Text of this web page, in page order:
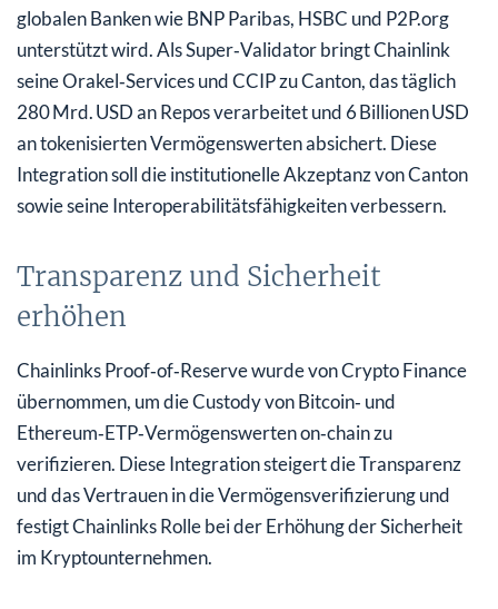
globalen Banken wie BNP Paribas, HSBC und P2P.org
unterstützt wird. Als Super‑Validator bringt Chainlink
seine Orakel‑Services und CCIP zu Canton, das täglich
280 Mrd. USD an Repos verarbeitet und 6 Billionen USD
an tokenisierten Vermögenswerten absichert. Diese
Integration soll die institutionelle Akzeptanz von Canton
sowie seine Interoperabilitätsfähigkeiten verbessern.
Transparenz und Sicherheit
erhöhen
Chainlinks Proof‑of‑Reserve wurde von Crypto Finance
übernommen, um die Custody von Bitcoin‑ und
Ethereum‑ETP‑Vermögenswerten on‑chain zu
verifizieren. Diese Integration steigert die Transparenz
und das Vertrauen in die Vermögensverifizierung und
festigt Chainlinks Rolle bei der Erhöhung der Sicherheit
im Kryptounternehmen.